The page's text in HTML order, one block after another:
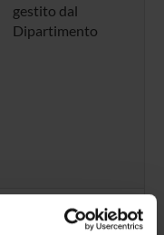
gestito dal
Dipartimento
JointProject -
assegnato e